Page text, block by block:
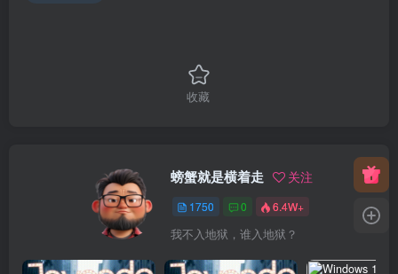
收藏
螃蟹就是横着走 关注
1750 0 6.4W+
我不入地狱，谁入地狱？